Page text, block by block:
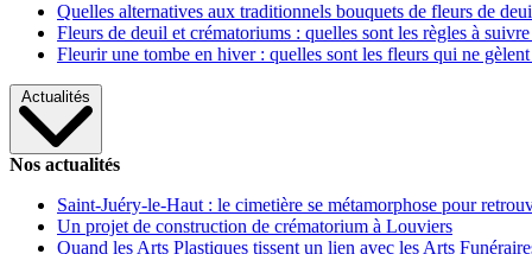
Quelles alternatives aux traditionnels bouquets de fleurs de
Fleurs de deuil et crématoriums : quelles sont les règles à
Fleurir une tombe en hiver : quelles sont les fleurs qui ne gèlent
Actualités
Nos actualités
Saint-Juéry-le-Haut : le cimetière se métamorphose pour
Un projet de construction de crématorium à Louviers
Quand les Arts Plastiques tissent un lien avec les Arts